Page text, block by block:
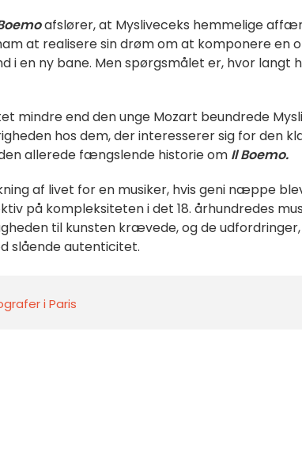
afslører, at Mysliveceks hemmelige
at realisere sin drøm om at komponere en
i en ny bane. Men spørgsmålet er, hvor langt
mindre end den unge Mozart beundrede
hos dem, der interesserer sig for den
allerede fængslende historie om Il Boemo.
af livet for en musiker, hvis geni næppe
på kompleksiteten i det 18. århundredes
til kunsten krævede, og de
slående autenticitet.
i Paris